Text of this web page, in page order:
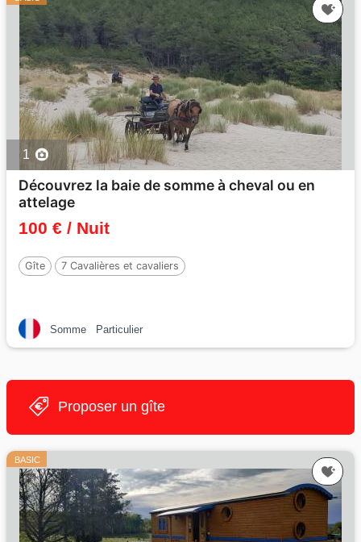
1
Découvrez la baie de somme à cheval ou en
attelage
100 € / Nuit
Gîte 7 Cavalières et cavaliers
Somme Particulier
Proposer un gîte
BASIC